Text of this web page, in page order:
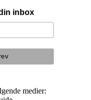
inbox
medier: